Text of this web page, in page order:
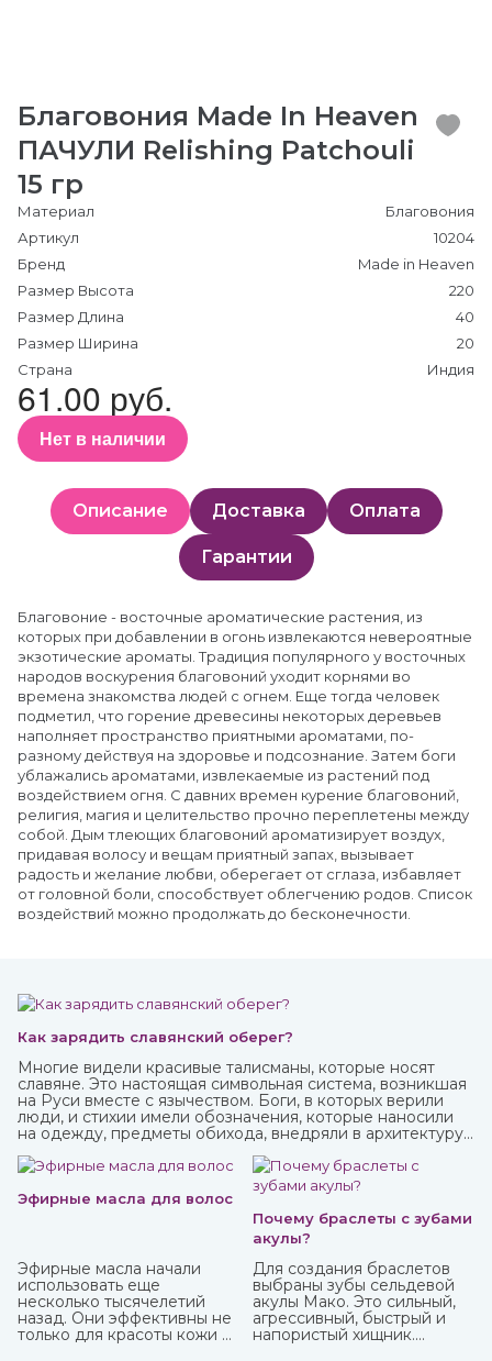
Благовония Made In Heaven
ПАЧУЛИ Relishing Patchouli
15 гр
Материал
Благовония
Артикул
10204
Бренд
Made in Heaven
Размер Высота
220
Размер Длина
40
Размер Ширина
20
Страна
Индия
61.00 руб.
Нет в наличии
Описание Доставка Оплата
Гарантии
Благовоние - восточные ароматические растения, из
которых при добавлении в огонь извлекаются невероятные
экзотические ароматы. Традиция популярного у восточных
народов воскурения благовоний уходит корнями во
времена знакомства людей с огнем. Еще тогда человек
подметил, что горение древесины некоторых деревьев
наполняет пространство приятными ароматами, по-
разному действуя на здоровье и подсознание. Затем боги
ублажались ароматами, извлекаемые из растений под
воздействием огня. С давних времен курение благовоний,
религия, магия и целительство прочно переплетены между
собой. Дым тлеющих благовоний ароматизирует воздух,
придавая волосу и вещам приятный запах, вызывает
радость и желание любви, оберегает от сглаза, избавляет
от головной боли, способствует облегчению родов. Список
воздействий можно продолжать до бесконечности.
Как зарядить славянский оберег?
Многие видели красивые талисманы, которые носят
славяне. Это настоящая символьная система, возникшая
на Руси вместе с язычеством. Боги, в которых верили
люди, и стихии имели обозначения, которые наносили
на одежду, предметы обихода, внедряли в архитектуру
окружающим миром, но и просили у него защиты от
темных сил, дурного глаза, болезней, войн и
покровительства в земледелии, семейных делах и т.п.
Эфирные масла для волос
Эфирные масла начали
использовать еще
несколько тысячелетий
назад. Они эффективны не
только для красоты кожи и
Почему браслеты с зубами
акулы?
Для создания браслетов
выбраны зубы сельдевой
акулы Мако. Это сильный,
агрессивный, быстрый и
напористый хищник.